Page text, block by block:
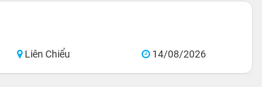
Liên Chiểu 14/08/2026